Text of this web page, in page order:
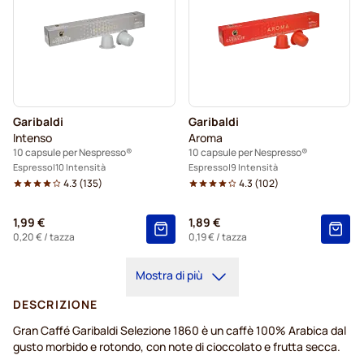
Garibaldi
Intenso
10 capsule per Nespresso®
Espresso 10 Intensità
4.3 (135)
1,99 €
0,20 €/ tazza
Garibaldi
Aroma
10 capsule per Nespresso®
Espresso 9 Intensità
4.3 (102)
1,89 €
0,19 €/ tazza
Mostra di più
DESCRIZIONE
Gran Caffé Garibaldi Selezione 1860 è un caffè 100% Arabica dal
gusto morbido e rotondo, con note di cioccolato e frutta secca.